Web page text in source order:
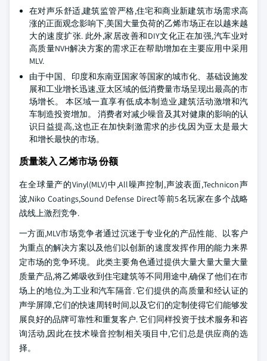
在对声乐舒适,建筑监管严格,住宅和商业新建筑市场需求高
涨的正面观念影响下,美国大量负荷的乙烯市场正在以越来越
大的速度扩张. 此外,家居改善和DIY文化正在加强,汽车业对
高质量NVH解决方案的需求正在帮助增加在主要应用中采用
MLV.
由于中国、印度和东南亚国家等国家的城市化、基础设施发
展和工业增长迅速,亚太区域的低消费量市场呈现出最高的市
场增长。 本区域一直享有低成本制造业,建筑活动激增和汽
车制造投资增加。 消费者对减少噪音及其对健康的影响的认
识日益提高,这也正在加快刺激需求的步伐,因为亚太是最大
和增长最快的市场。
质量装入 乙烯市场 份额
在全球量产的Vinyl(MLV)中,All噪声控制,声波表面,Technicon声
波,Niko Coatings,Sound Defense Direct等前5名玩家在多个战略
战线上激烈竞争.
一方面,MLV市场竞争者通过沉迷于专业化的产品性能、以客户
为重点的解决方案以及他们以创新的速度发挥作用的能力来界
定市场的竞争环境。 此类主要角色通过提供大量大量大量大量
质量产品,将乙烯吸收到住宅建筑等不同用途中,确保了他们在市
场上的地位,为工业和汽车隔音. 它们提供的高质量和经认证的
声学屏障,它们的快速周转时间,以及它们的定制使得它们能够发
展良好的品牌可靠性和重复客户. 它们同样投资于技术服务和咨
询活动,因此在技术噪音控制相关项目中,它们总是供应商的选
择。